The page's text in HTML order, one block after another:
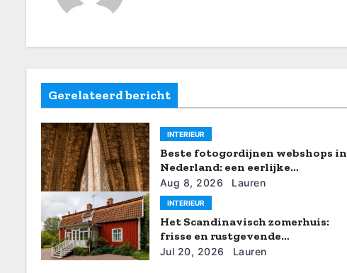
n
a
v
i
g
a
t
Gerelateerd bericht
INTERIEUR
Beste fotogordijnen webshops in
Nederland: een eerlijke
vergelijking
Aug 8, 2026 Lauren
INTERIEUR
Het Scandinavisch zomerhuis:
frisse en rustgevende
interieurideeën
Jul 20, 2026 Lauren